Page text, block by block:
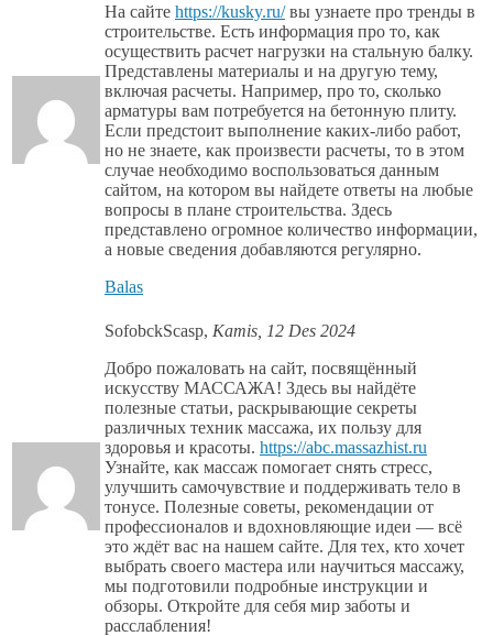
На сайте https://kusky.ru/вы узнаете про тренды в
строительстве. Есть информация про то, как
осуществить расчет нагрузки на стальную балку.
Представлены материалы и на другую тему,
включая расчеты. Например, про то, сколько
арматуры вам потребуется на бетонную плиту.
Если предстоит выполнение каких-либо работ,
но не знаете, как произвести расчеты, то в этом
случае необходимо воспользоваться данным
сайтом, на котором вы найдете ответы на любые
вопросы в плане строительства. Здесь
представлено огромное количество информации,
а новые сведения добавляются регулярно.
Balas
SofobckScasp, Kamis, 12 Des 2024
Добро пожаловать на сайт, посвящённый
искусству МАССАЖА! Здесь вы найдёте
полезные статьи, раскрывающие секреты
различных техник массажа, их пользу для
здоровья и красоты. https://abc.massazhist.ru
Узнайте, как массаж помогает снять стресс,
улучшить самочувствие и поддерживать тело в
тонусе. Полезные советы, рекомендации от
профессионалов и вдохновляющие идеи — всё
это ждёт вас на нашем сайте. Для тех, кто хочет
выбрать своего мастера или научиться массажу,
мы подготовили подробные инструкции и
обзоры. Откройте для себя мир заботы и
расслабления!